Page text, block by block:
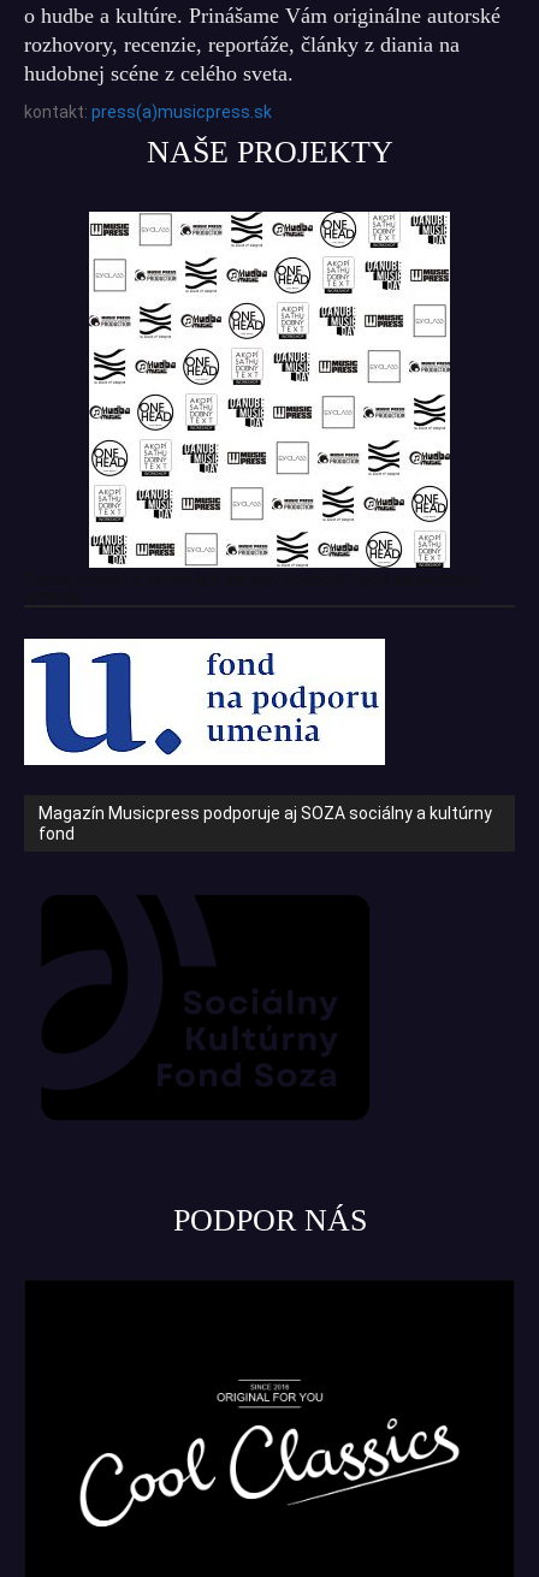
o hudbe a kultúre. Prinášame Vám originálne autorské
rozhovory, recenzie, reportáže, články z diania na
hudobnej scéne z celého sveta.
kontakt: press(a)musicpress.sk
NAŠE PROJEKTY
Magazín Musicpress podporuje aj SOZA sociálny a kultúrny
fond
PODPOR NÁS